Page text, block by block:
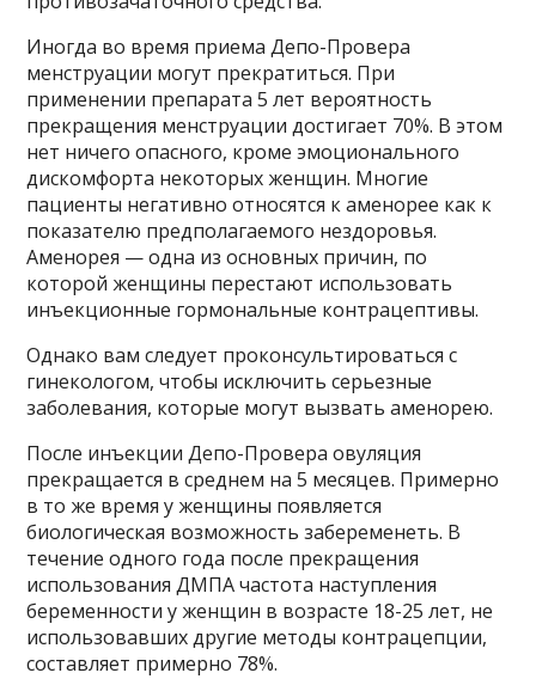
Иногда во время приема Депо-Провера
менструации могут прекратиться. При
применении препарата 5 лет вероятность
прекращения менструации достигает 70%. В этом
нет ничего опасного, кроме эмоционального
дискомфорта некоторых женщин. Многие
пациенты негативно относятся к аменорее как к
показателю предполагаемого нездоровья.
Аменорея — одна из основных причин, по
которой женщины перестают использовать
инъекционные гормональные контрацептивы.
Однако вам следует проконсультироваться с
гинекологом, чтобы исключить серьезные
заболевания, которые могут вызвать аменорею.
После инъекции Депо-Провера овуляция
прекращается в среднем на 5 месяцев. Примерно
в то же время у женщины появляется
биологическая возможность забеременеть. В
течение одного года после прекращения
использования ДМПА частота наступления
беременности у женщин в возрасте 18-25 лет, не
использовавших другие методы контрацепции,
составляет примерно 78%.